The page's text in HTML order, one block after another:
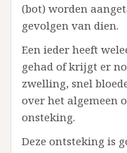
(bot) worden
gevolgen van dien.
Een ieder heeft
gehad of krijgt er
zwelling, snel
over het algemeen
onsteking.
Deze ontsteking is